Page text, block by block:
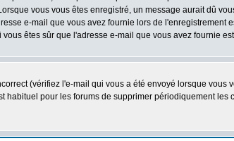
vous vous êtes enregistré, un message aurait dû
e-mail que vous avez fournie lors de
êtes sûr que l'adresse e-mail que vous avez fournie
(vérifiez l'e-mail qui vous a été envoyé lorsque vous
pour les forums de supprimer périodiquement